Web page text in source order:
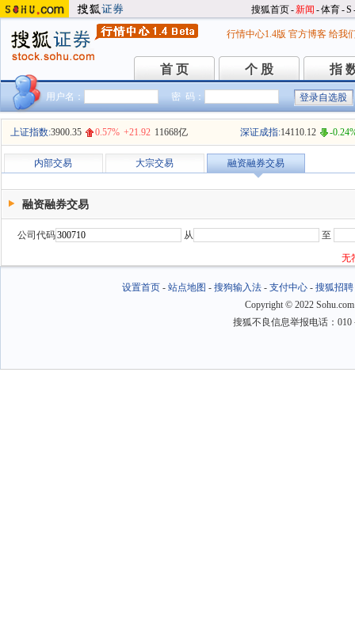
搜狐首页-新闻 -体育-S
行情中心1.4版 官方博客 给我
首 页
首 页 个 股
个 股 指
指
用户名： 密 码：
上证指数:3900.35 0.57% +21.92 11668亿 深证成指:14110.12 -
内部交易 大宗交易 融资融券交易
融资融券交易
公司代码 从 至
无
设置首页 -站点地图 -搜狗输入法 -支付中心 -搜狐招聘
Copyright © 2022
搜狐不良信息举报电话：010